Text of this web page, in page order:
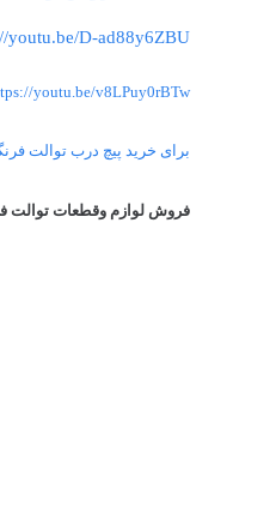
youtu.be/D-ad88y6ZBU
youtu.be/v8LPuy0rBTw
برای خرید پیچ درب توالت
فروش لوازم وقطعات توالت